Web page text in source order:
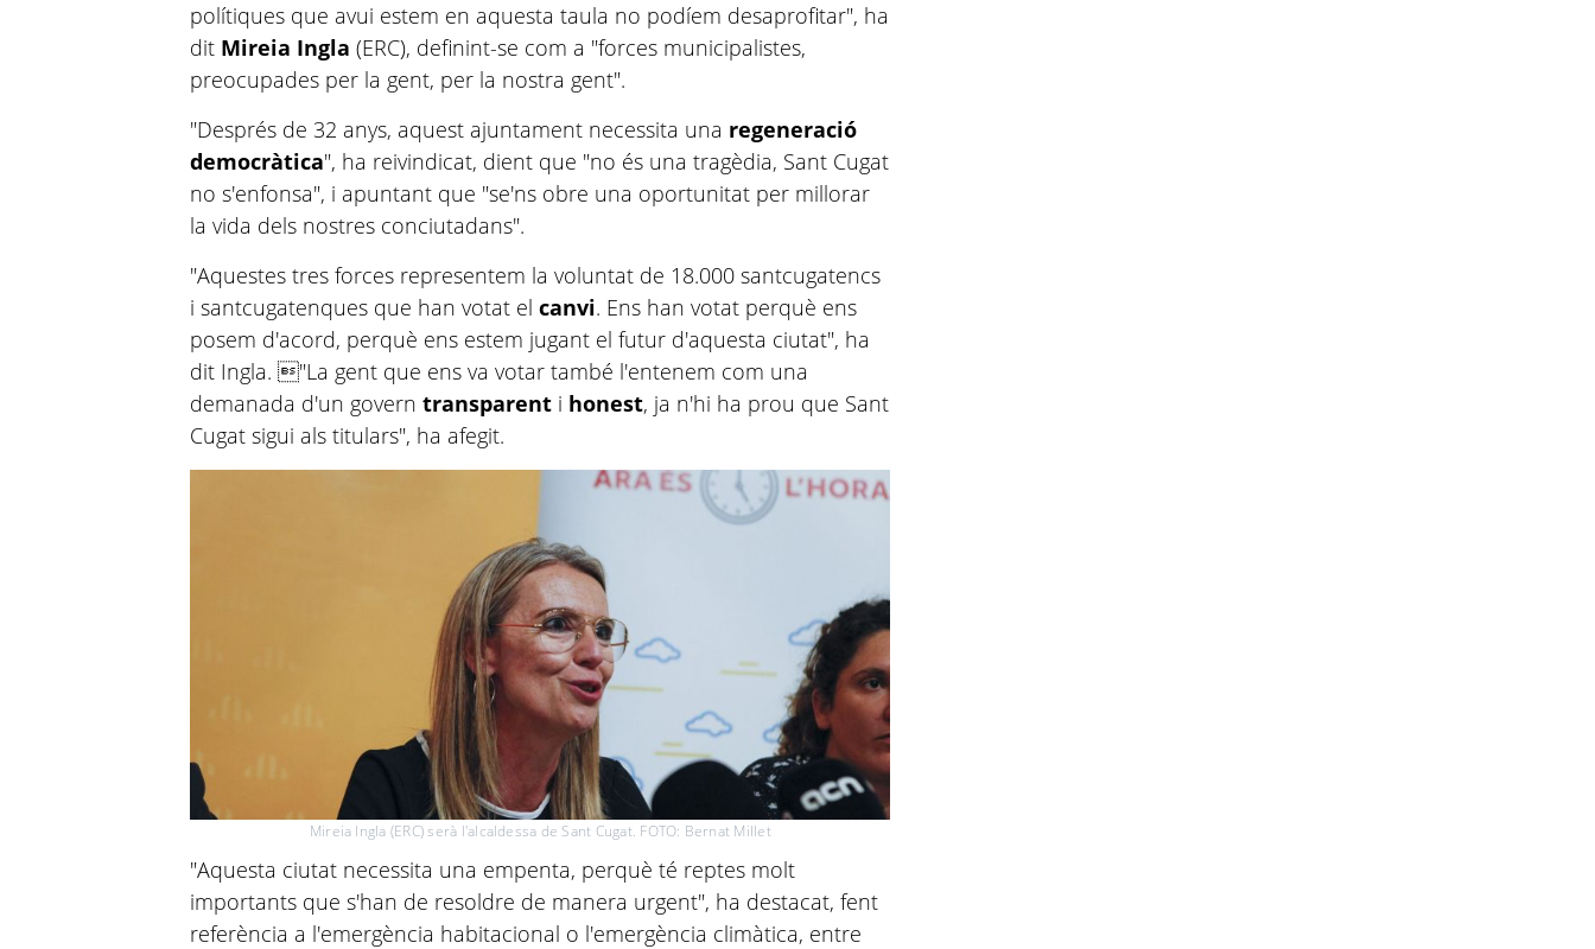
polítiques que avui estem en aquesta taula no podíem desaprofitar", ha
dit Mireia Ingla (ERC), definint-se com a "forces municipalistes,
preocupades per la gent, per la nostra gent".
"Després de 32 anys, aquest ajuntament necessita una regeneració
democràtica", ha reivindicat, dient que "no és una tragèdia, Sant Cugat
no s'enfonsa", i apuntant que "se'ns obre una oportunitat per millorar
la vida dels nostres conciutadans".
"Aquestes tres forces representem la voluntat de 18.000 santcugatencs
i santcugatenques que han votat elcanvi. Ens han votat perquè ens
posem d'acord, perquè ens estem jugant el futur d'aquesta ciutat", ha
dit Ingla. "La gent que ens va votar també l'entenem com una
demanada d'un governtransparent i honest, ja n'hi ha prou que Sant
Cugat sigui als titulars", ha afegit.
Mireia Ingla (ERC) serà l'alcaldessa de Sant Cugat. FOTO: Bernat Millet
"Aquesta ciutat necessita una empenta, perquè té reptes molt
importants que s'han de resoldre de manera urgent", ha destacat, fent
referència a l'emergència habitacional o l'emergència climàtica, entre